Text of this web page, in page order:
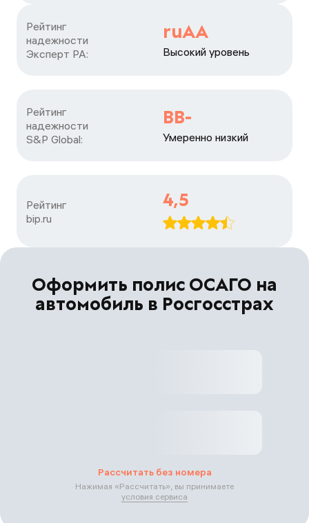
Рейтинг
надежности
Эксперт РА:
ruAA
Высокий уровень
Рейтинг
надежности
S&P Global:
BB-
Умеренно низкий
Рейтинг
bip.ru
4,5
Оформить полис ОСАГО на
автомобиль в Росгосстрах
Рассчитать без номера
Нажимая «Рассчитать», вы принимаете
условия сервиса